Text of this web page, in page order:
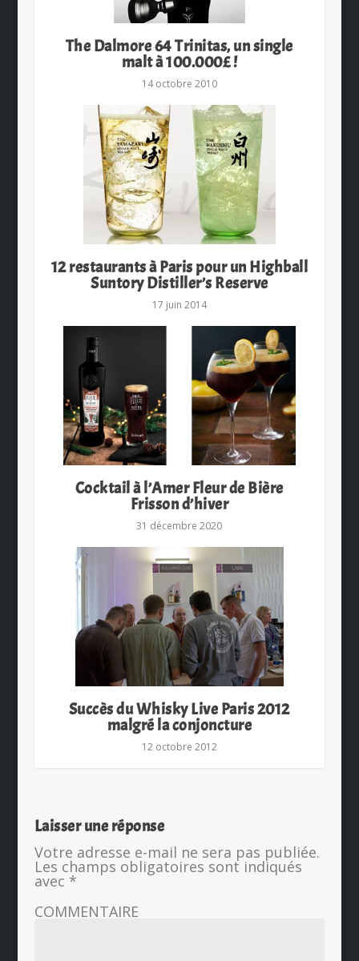
The Dalmore 64 Trinitas, un single
malt à 100.000£ !
14 octobre 2010
12 restaurants à Paris pour un Highball
Suntory Distiller’s Reserve
17 juin 2014
Cocktail à l’Amer Fleur de Bière
Frisson d’hiver
31 décembre 2020
Succès du Whisky Live Paris 2012
malgré la conjoncture
12 octobre 2012
Laisser une réponse
Votre adresse e-mail ne sera pas publiée.
Les champs obligatoires sont indiqués
avec *
COMMENTAIRE